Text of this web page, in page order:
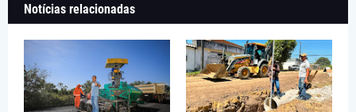
Notícias relacionadas